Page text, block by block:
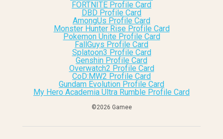
FORTNITE Profile Card
DBD Profile Card
AmongUs Profile Card
Monster Hunter Rise Profile Card
Pokemon Unite Profile Card
FallGuys Profile Card
Splatoon3 Profile Card
Genshin Profile Card
Overwatch2 Profile Card
CoD:MW2 Profile Card
Gundam Evolution Profile Card
My Hero Academia Ultra Rumble Profile Card
©︎2026 Gamee